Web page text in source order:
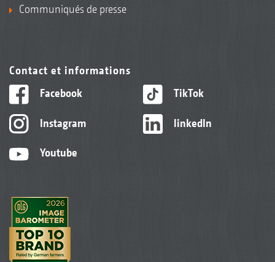
Communiqués de presse
Contact et informations
Facebook
Instagram
Youtube
TikTok
linkedIn